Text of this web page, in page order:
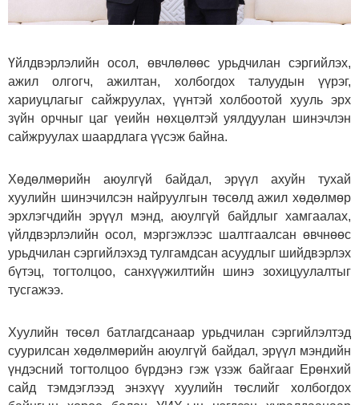
Үйлдвэрлэлийн осол, өвчлөлөөс урьдчилан сэргийлэх,
ажил олгогч, ажилтан, холбогдох талуудын үүрэг,
хариуцлагыг сайжруулах, үүнтэй холбоотой хууль эрх
зүйн орчныг цаг үеийн нөхцөлтэй уялдуулан шинэчлэн
сайжруулах шаардлага үүсэж байна.
Хөдөлмөрийн аюулгүй байдал, эрүүл ахуйн тухай
хуулийн шинэчилсэн найруулгын төсөлд ажил хөдөлмөр
эрхлэгчдийн эрүүл мэнд, аюулгүй байдлыг хамгаалах,
үйлдвэрлэлийн осол, мэргэжлээс шалтгаалсан өвчнөөс
урьдчилан сэргийлэхэд тулгамдсан асуудлыг шийдвэрлэх
бүтэц, тогтолцоо, санхүүжилтийн шинэ зохицуулалтыг
тусгажээ.
Хуулийн төсөл батлагдсанаар урьдчилан сэргийлэлтэд
суурилсан хөдөлмөрийн аюулгүй байдал, эрүүл мэндийн
үндэсний тогтолцоо бүрдэнэ гэж үзэж байгааг Ерөнхий
сайд тэмдэглээд энэхүү хуулийн төслийг холбогдох